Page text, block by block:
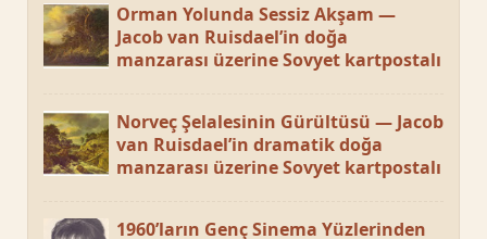
Orman Yolunda Sessiz Akşam —
Jacob van Ruisdael’in doğa
manzarası üzerine Sovyet kartpostalı
Norveç Şelalesinin Gürültüsü — Jacob
van Ruisdael’in dramatik doğa
manzarası üzerine Sovyet kartpostalı
1960’ların Genç Sinema Yüzlerinden